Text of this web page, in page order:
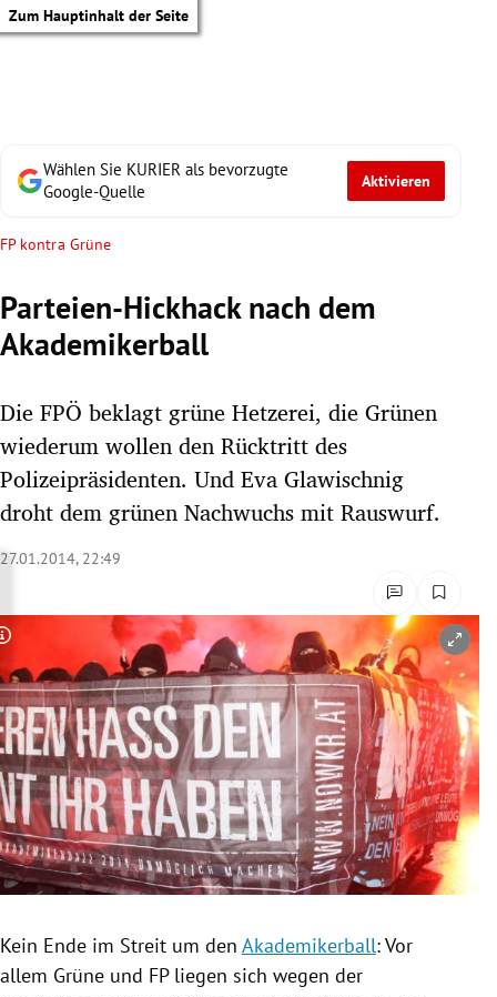
Zum Hauptinhalt der Seite
Untermenü
Untermenü
Untermenü
Untermenü
Untermenü
Untermenü
Untermenü
Untermenü
Untermenü
Untermenü
Wählen Sie KURIER als bevorzugte
Google-Quelle
Aktivieren
FP kontra Grüne
Parteien-Hickhack nach dem
Akademikerball
Die FPÖ beklagt grüne Hetzerei, die Grünen
wiederum wollen den Rücktritt des
Polizeipräsidenten. Und Eva Glawischnig
droht dem grünen Nachwuchs mit Rauswurf.
27.01.2014, 22:49
Copyright-Hinweis öffnen/schließen
Kein Ende im Streit um den Akademikerball: Vor
allem Grüne und FPliegen sich wegen der